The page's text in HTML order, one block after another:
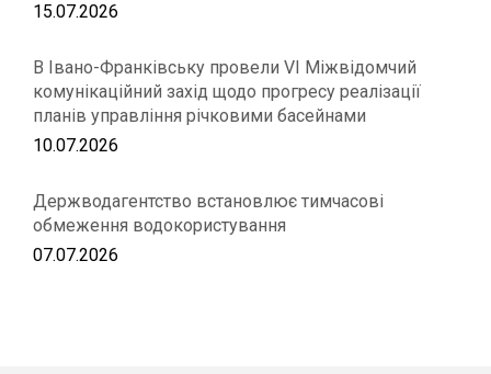
15.07.2026
В Івано-Франківську провели VІ Міжвідомчий
комунікаційний захід щодо прогресу реалізації
планів управління річковими басейнами
10.07.2026
Держводагентство встановлює тимчасові
обмеження водокористування
07.07.2026